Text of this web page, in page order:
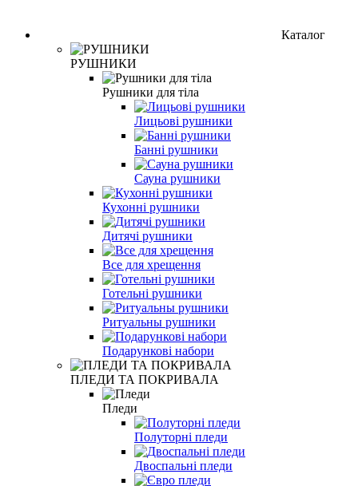
Каталог
РУШНИКИ
Рушники для тіла
Лицьові рушники
Банні рушники
Сауна рушники
Кухонні рушники
Дитячі рушники
Все для хрещення
Готельні рушники
Ритуальны рушники
Подарункові набори
ПЛЕДИ ТА ПОКРИВАЛА
Пледи
Полуторні пледи
Двоспальні пледи